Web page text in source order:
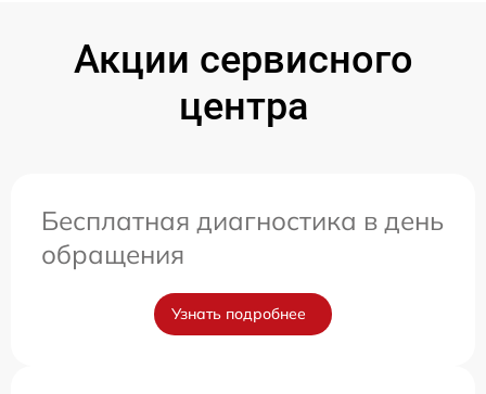
Акции сервисного
центра
Бесплатная диагностика в день
обращения
Узнать подробнее